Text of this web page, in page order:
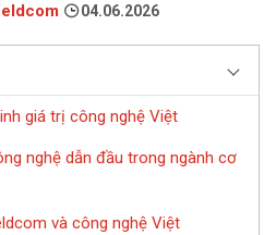
04.06.2026
giá trị công nghệ Việt
nghệ dẫn đầu trong ngành cơ
và công nghệ Việt